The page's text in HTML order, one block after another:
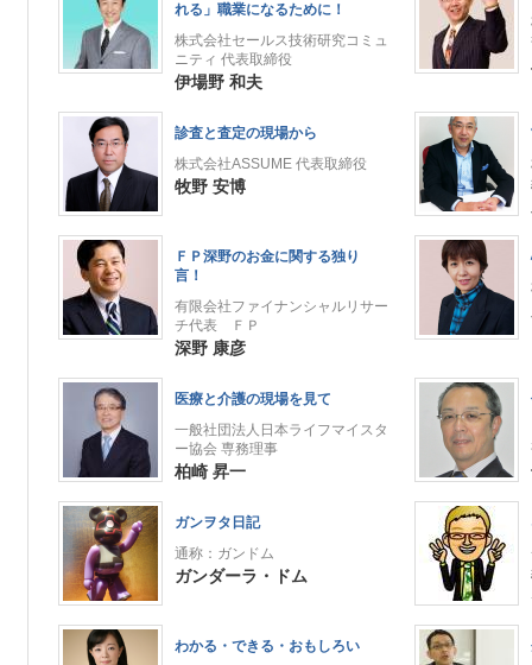
れる」職業になるために！
株式会社セールス技術研究コミュ
ニティ 代表取締役
伊場野 和夫
診査と査定の現場から
株式会社ASSUME 代表取締役
牧野 安博
ＦＰ深野のお金に関する独り
言！
有限会社ファイナンシャルリサー
チ代表 ＦＰ
深野 康彦
医療と介護の現場を見て
一般社団法人日本ライフマイスタ
ー協会 専務理事
柏崎 昇一
ガンヲタ日記
通称：ガンドム
ガンダーラ・ドム
わかる・できる・おもしろい